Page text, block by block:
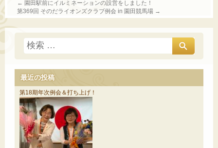
← 園田駅前にイルミネーションの設営をしました！
第369回 そのだライオンズクラブ例会 in 園田競馬場 →
最近の投稿
第18期年次例会＆打ち上げ！